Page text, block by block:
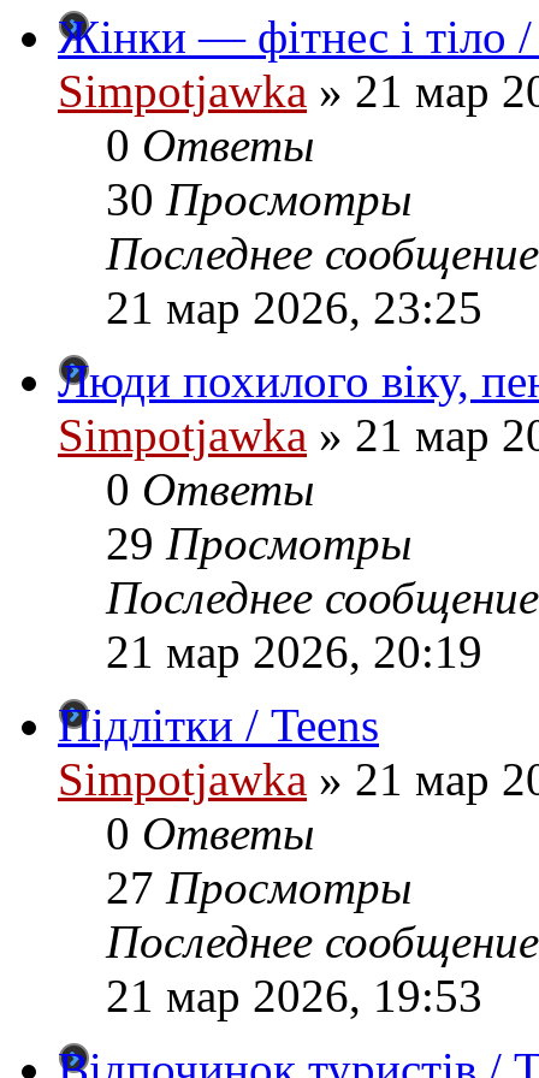
Жінки — фітнес і тіло
Simpotjawka » 21 мар
0 Ответы
30 Просмотры
Последнее сообщение
21 мар 2026, 23:25
Люди похилого віку,
Simpotjawka » 21 мар
0 Ответы
29 Просмотры
Последнее сообщение
21 мар 2026, 20:19
Підлітки / Teens
Simpotjawka » 21 мар
0 Ответы
27 Просмотры
Последнее сообщение
21 мар 2026, 19:53